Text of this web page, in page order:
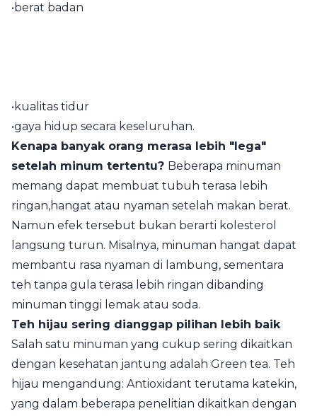
•berat badan
•kualitas tidur
•gaya hidup secara keseluruhan.
Kenapa banyak orang merasa lebih "lega"
setelah minum tertentu? Beberapa minuman
memang dapat membuat tubuh terasa lebih
ringan,hangat atau nyaman setelah makan berat.
Namun efek tersebut bukan berarti kolesterol
langsung turun. Misalnya, minuman hangat dapat
membantu rasa nyaman di lambung, sementara
teh tanpa gula terasa lebih ringan dibanding
minuman tinggi lemak atau soda.
Teh hijau sering dianggap pilihan lebih baik
Salah satu minuman yang cukup sering dikaitkan
dengan kesehatan jantung adalah Green tea. Teh
hijau mengandung: Antioxidant terutama katekin,
yang dalam beberapa penelitian dikaitkan dengan